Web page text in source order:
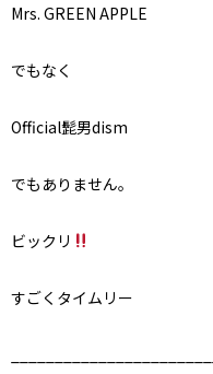
Mrs. GREEN APPLE
でもなく
Official髭男dism
でもありません。
ビックリ
すごくタイムリー